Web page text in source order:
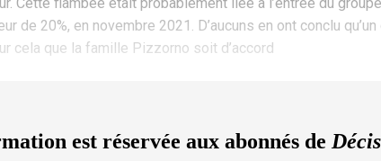
de 20%, en novembre 2021. D’aucuns en ont conclu
cela que la famille Pizzorno soit d’accord
est réservée aux abonnés de